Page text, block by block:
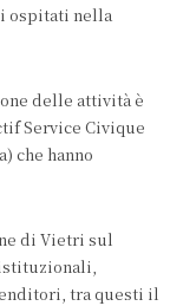
ospitati nella
delle attività è
Service Civique
che hanno
di Vietri sul
tra questi il